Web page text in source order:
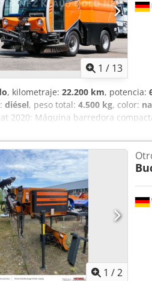
1 / 13
, kilometraje: 22.200 km, potencia:
diésel, peso total: 4.500 kg, color:
2020: Máquina barredora
Fabricante: Bucher * Modelo:
Cepillo lateral izquierdo * Cepillo
€, más el 19 % de IVA. Para
teléfono: Hablamos: alemán, inglés,
venta previa.
1 /2